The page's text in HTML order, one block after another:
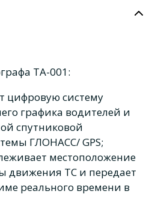
ТА-001:
цифровую систему
графика водителей и
спутниковой
ГЛОНАСС/ GPS;
местоположение
ТС и передает
реального времени в